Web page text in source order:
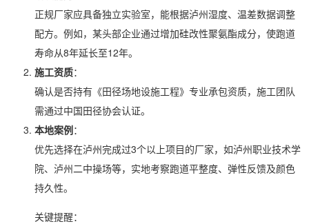
正规厂家应具备独立实验室，能根据泸州湿度、温差数据调整
配方。例如，某头部企业通过增加硅改性聚氨酯成分，使跑道
寿命从8年延长至12年。
施工资质：
确认是否持有《田径场地设施工程》专业承包资质，施工团队
需通过中国田径协会认证。
本地案例：
优先选择在泸州完成过3个以上项目的厂家，如泸州职业技术学
院、泸州二中操场等，实地考察跑道平整度、弹性反馈及颜色
持久性。
关键提醒：